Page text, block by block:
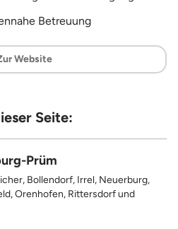
Betreuung
Website
Seite:
Prüm
Bollendorf, Irrel, Neuerburg,
Orenhofen, Rittersdorf und